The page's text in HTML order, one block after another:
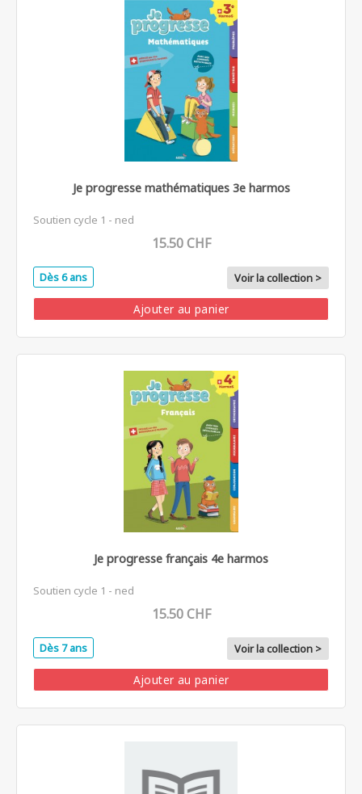
Je progresse mathématiques 3e harmos
Soutien cycle 1 - ned
15.50 CHF
Dès 6 ans Voir la collection >
Ajouter au panier
Je progresse français 4e harmos
Soutien cycle 1 - ned
15.50 CHF
Dès 7 ans Voir la collection >
Ajouter au panier